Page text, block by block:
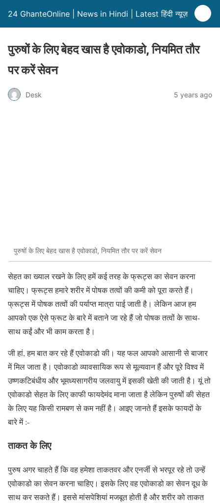
24 GhanteOnline | News in Hindi | Latest हिंदी न्यूज़
पुरुषों के लिए बेहद खास है एवोकाडो, नियमित तौर
पर करें सेवन
Desk 5 years ago
पुरुषों के लिए बेहद खास है एवोकाडो, नियमित तौर पर करें सेवन
सेहत का ख्याल रखने के लिए हमें कई तरह के फ्रूट्स का सेवन करना
चाहिए। फ्रूट्स हमारे शरीर में पोषक तत्वों की कमी को पूरा करते हैं।
फ्रूट्स में पोषक तत्वों की पर्याप्त मात्रा पाई जाती है। लेकिन आज हम
आपको एक ऐसे फ्रूट के बारे में बताने जा रहे हैं जो पोषक तत्वों के साथ-
साथ कईं और भी काम करता है।
जी हां, हम बात कर रहे हैं एवोकाडो की। यह फल आपको आसानी से बाजार
में मिल जाता है। एवोकाडो व्यावसायिक रूप से मूल्यवान हैं और पूरे विश्व में
उष्णकटिबंधीय और भूमध्यसागरीय जलवायु में इसकी खेती की जाती है। यूं तो
एवोकाडो सेहत के लिए काफी फायदेमंद माना जाता है लेकिन पुरुषों की सेहत
के लिए यह किसी रामबण से कम नहीं है। आइए जानते हैं इसके फायदों के
बारे में :-
ताकत के लिए
पुरुष अगर चाहते हैं कि वह हमेशा ताकतवर और एनर्जी से भरपूर रहे तो उन्हें
एवोकाडो का सेवन करना चाहिए। इसके लिए वह एवोकाडो का सेवन दूध के
साथ कर सकते हैं। इससे मांसपेशियां मजबूत होती है और शरीर को ताकत